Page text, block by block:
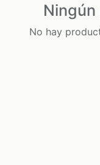
No hay